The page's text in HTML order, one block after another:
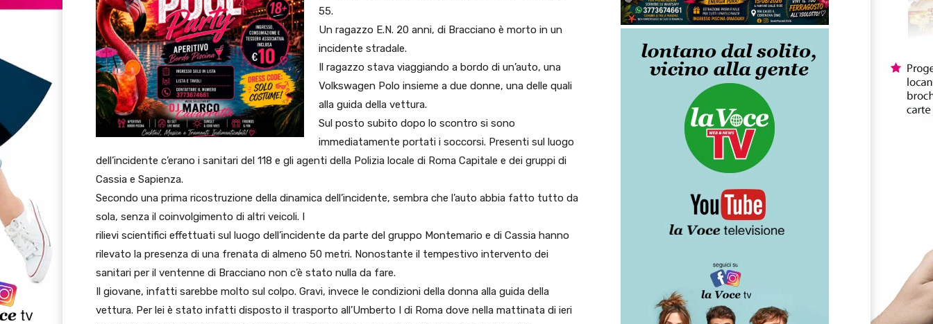
55.
Un ragazzo E.N. 20 anni, di Bracciano è morto in un
incidente stradale.
Il ragazzo stava viaggiando a bordo di un’auto, una
Volkswagen Polo insieme a due donne, una delle quali
alla guida della vettura.
Sul posto subito dopo lo scontro si sono
immediatamente portati i soccorsi. Presenti sul luogo
dell’incidente c’erano i sanitari del 118 e gli agenti della Polizia locale di Roma Capitale e dei gruppi di
Cassia e Sapienza.
Secondo una prima ricostruzione della dinamica dell’incidente, sembra che l’auto abbia fatto tutto da
sola, senza il coinvolgimento di altri veicoli. I
rilievi scientifici effettuati sul luogo dell’incidente da parte del gruppo Montemario e di Cassia hanno
rilevato la presenza di una frenata di almeno 50 metri. Nonostante il tempestivo intervento dei
sanitari per il ventenne di Bracciano non c’è stato nulla da fare.
Il giovane, infatti sarebbe molto sul colpo. Gravi, invece le condizioni della donna alla guida della
vettura. Per lei è stato infatti disposto il trasporto all’Umberto I di Roma dove nella mattinata di ieri